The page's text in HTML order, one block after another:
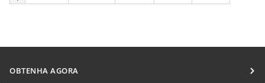
OBTENHA AGORA